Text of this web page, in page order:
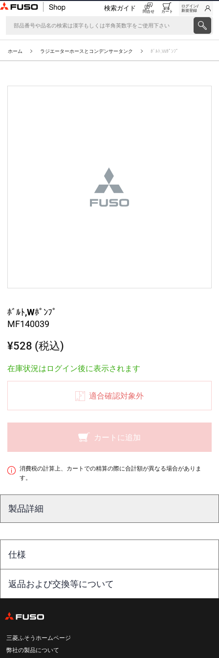
検索ガイド 問合せ カート
ログイン/
新規登録
ホーム ラジエーターホースとコンデンサータンク ﾎﾞﾙﾄ,Wﾎﾟﾝﾌﾟ
ﾎﾞﾙﾄ,Wﾎﾟﾝﾌﾟ
MF140039
¥528 (税込)
在庫状況はログイン後に表示されます
適合確認対象外
カートに追加
消費税の計算上、カートでの精算の際に合計額が異なる場合がありま
す。
製品詳細
仕様
返品および交換等について
三菱ふそうホームページ
弊社の製品について